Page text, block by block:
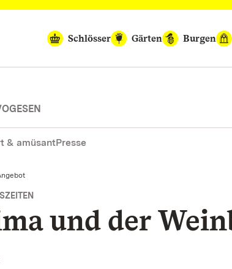
Schlösser
Gärten Burgen
& amüsantPresse
und der